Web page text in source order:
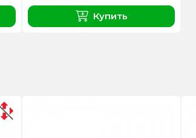
Купить